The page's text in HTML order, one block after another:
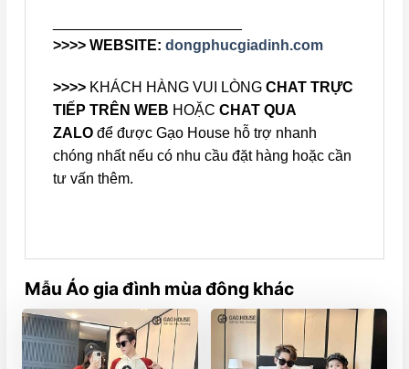
>>>> WEBSITE: dongphucgiadinh.com
>>>> KHÁCH HÀNG VUI LÒNG CHAT TRỰC
TIẾP TRÊN WEB HOẶC CHAT QUA
ZALO để được Gạo House hỗ trợ nhanh
chóng nhất nếu có nhu cầu đặt hàng hoặc cần
tư vấn thêm.
Mẫu Áo gia đình mùa đông khác